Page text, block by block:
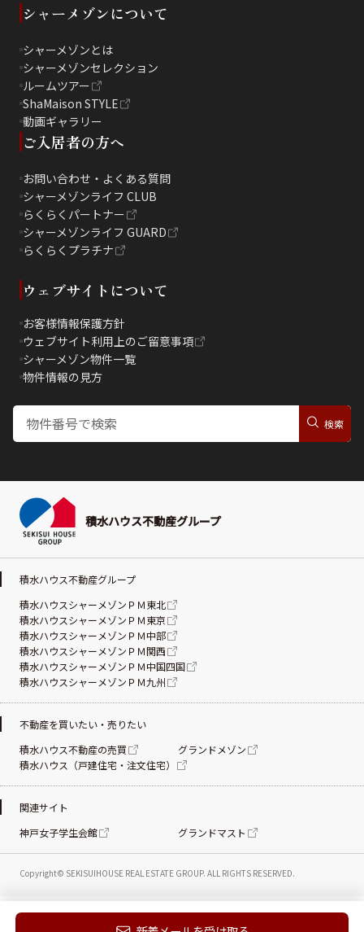
シャーメゾンについて
シャーメゾンとは
シャーメゾンセレクション
ルームツアー
ShaMaison STYLE
動画ギャラリー
ご入居者の方へ
お問い合わせ・よくある質問
シャーメゾンライフ CLUB
らくらくパートナー
シャーメゾンライフ GUARD
らくらくプラチナ
ウェブサイトについて
お客様情報保護方針
ウェブサイト利用上のご留意事項
シャーメゾン物件一覧
物件情報の見方
積水ハウス不動産グループ
Copyright© SEKISUIHOUSE REAL ESTATE GROUP. ALL RIGHTS RESERVED.
積水ハウス不動産グループ
積水ハウスシャーメゾンＰＭ東北
積水ハウスシャーメゾンＰＭ東京
積水ハウスシャーメゾンＰＭ中部
積水ハウスシャーメゾンＰＭ関西
積水ハウスシャーメゾンＰＭ中国四国
積水ハウスシャーメゾンＰＭ九州
不動産を買いたい・売りたい
積水ハウス不動産の売買
グランドメゾン
積水ハウス（戸建住宅・注文住宅）
関連サイト
神戸女子学生会館
グランドマスト